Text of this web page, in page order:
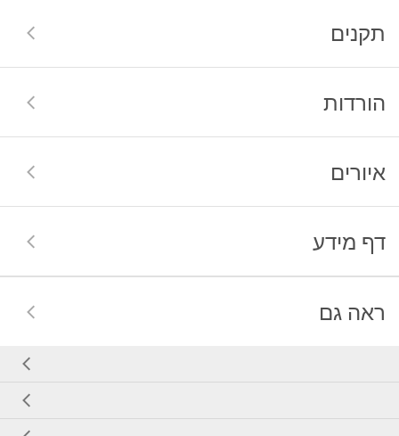
תקנים
הורדות
איורים
דף מידע
ראה גם